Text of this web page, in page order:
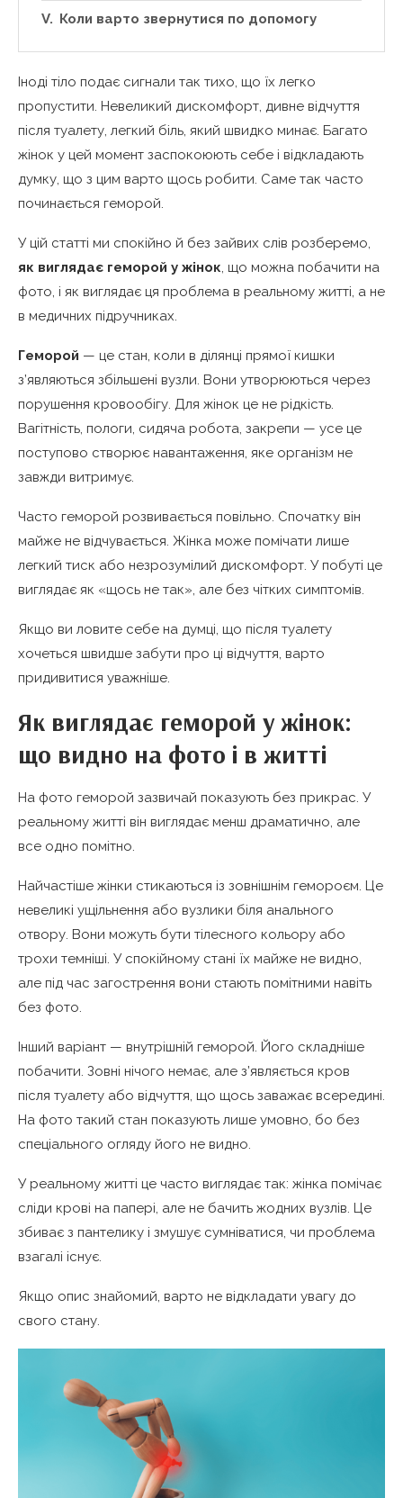
Коли варто звернутися по допомогу
Іноді тіло подає сигнали так тихо, що їх легко
пропустити. Невеликий дискомфорт, дивне відчуття
після туалету, легкий біль, який швидко минає. Багато
жінок у цей момент заспокоюють себе і відкладають
думку, що з цим варто щось робити. Саме так часто
починається геморой.
У цій статті ми спокійно й без зайвих слів розберемо,
як виглядає геморой у жінок, що можна побачити на
фото, і як виглядає ця проблема в реальному житті, а не
в медичних підручниках.
Геморой — це стан, коли в ділянці прямої кишки
з’являються збільшені вузли. Вони утворюються через
порушення кровообігу. Для жінок це не рідкість.
Вагітність, пологи, сидяча робота, закрепи — усе це
поступово створює навантаження, яке організм не
завжди витримує.
Часто геморой розвивається повільно. Спочатку він
майже не відчувається. Жінка може помічати лише
легкий тиск або незрозумілий дискомфорт. У побуті це
виглядає як «щось не так», але без чітких симптомів.
Якщо ви ловите себе на думці, що після туалету
хочеться швидше забути про ці відчуття, варто
придивитися уважніше.
Як виглядає геморой у жінок:
що видно на фото і в житті
На фото геморой зазвичай показують без прикрас. У
реальному житті він виглядає менш драматично, але
все одно помітно.
Найчастіше жінки стикаються із зовнішнім гемороєм. Це
невеликі ущільнення або вузлики біля анального
отвору. Вони можуть бути тілесного кольору або
трохи темніші. У спокійному стані їх майже не видно,
але під час загострення вони стають помітними навіть
без фото.
Інший варіант — внутрішній геморой. Його складніше
побачити. Зовні нічого немає, але з’являється кров
після туалету або відчуття, що щось заважає всередині.
На фото такий стан показують лише умовно, бо без
спеціального огляду його не видно.
У реальному житті це часто виглядає так: жінка помічає
сліди крові на папері, але не бачить жодних вузлів. Це
збиває з пантелику і змушує сумніватися, чи проблема
взагалі існує.
Якщо опис знайомий, варто не відкладати увагу до
свого стану.